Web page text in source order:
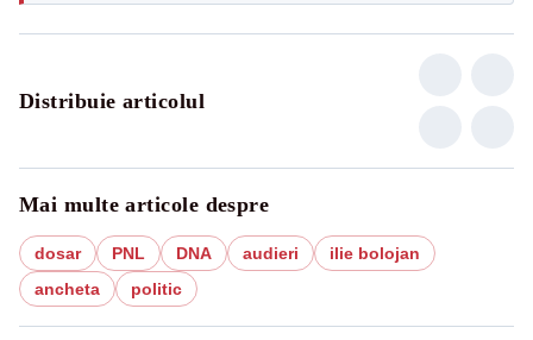
Distribuie articolul
Mai multe articole despre
dosar PNL DNA audieri
ilie bolojan
ancheta
politic